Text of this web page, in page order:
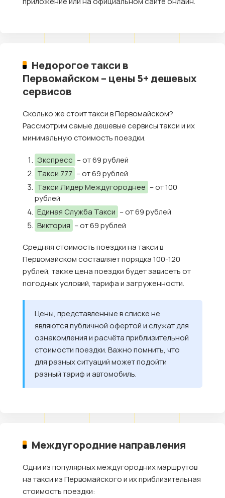
Недорогое такси в
Первомайском – цены 5+ дешевых
сервисов
Сколько же стоит такси в Первомайском?
Рассмотрим самые дешевые сервисы такси и их
минимальную стоимость поездки.
Экспресс – от 69 рублей
Такси 777 – от 69 рублей
Такси Лидер Междугороднее – от 100
рублей
Единая Служба Такси – от 69 рублей
Виктория – от 69 рублей
Средняя стоимость поездки на такси в
Первомайском составляет порядка 100-120
рублей, также цена поездки будет зависеть от
погодных условий, тарифа и загруженности.
Цены, представленные в списке не
являются публичной офертой и служат для
ознакомления и расчёта приблизительной
стоимости поездки. Важно помнить, что
для разных ситуаций может подойти
разный тариф и автомобиль.
Междугородние направления
Одни из популярных междугородних маршрутов
на такси из Первомайского и их приблизительная
стоимость поездки: